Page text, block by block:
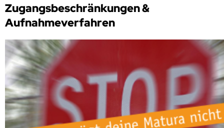
Zugangsbeschränkungen &
Aufnahmeverfahren